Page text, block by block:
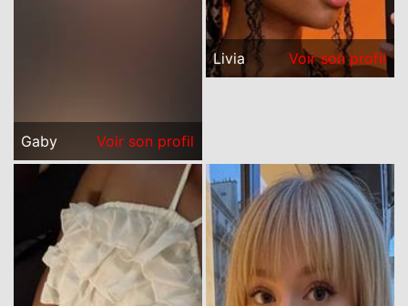
Gaby Voir son profil
Livia Voir son profil